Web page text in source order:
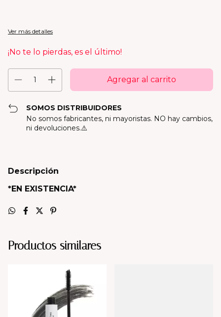
Ver más detalles
¡No te lo pierdas, es el último!
SOMOS DISTRIBUIDORES
No somos fabricantes, ni mayoristas. NO hay cambios,
ni devoluciones.⚠️
Descripción
*EN EXISTENCIA*
Productos similares